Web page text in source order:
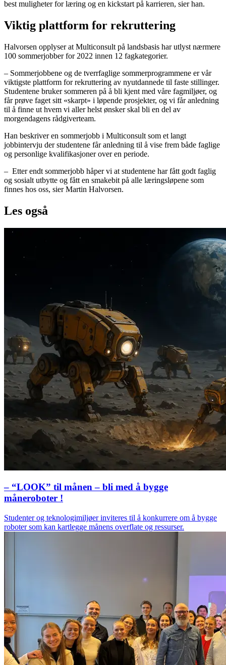
best muligheter for læring og en kickstart på karrieren, sier han.
Viktig plattform for rekruttering
Halvorsen opplyser at Multiconsult på landsbasis har utlyst nærmere
100 sommerjobber for 2022 innen 12 fagkategorier.
– Sommerjobbene og de tverrfaglige sommerprogrammene er vår
viktigste plattform for rekruttering av nyutdannede til faste stillinger.
Studentene bruker sommeren på å bli kjent med våre fagmiljøer, og
får prøve faget sitt «skarpt» i løpende prosjekter, og vi får anledning
til å finne ut hvem vi aller helst ønsker skal bli en del av
morgendagens rådgiverteam.
Han beskriver en sommerjobb i Multiconsult som et langt
jobbintervju der studentene får anledning til å vise frem både faglige
og personlige kvalifikasjoner over en periode.
– Etter endt sommerjobb håper vi at studentene har fått godt faglig
og sosialt utbytte og fått en smakebit på alle læringsløpene som
finnes hos oss, sier Martin Halvorsen.
Les også
– “LOOK” til månen – bli med å bygge
måneroboter !
Studenter og teknologimiljøer inviteres til å konkurrere om å bygge
roboter som kan kartlegge månens overflate og ressurser.